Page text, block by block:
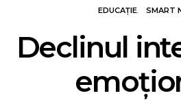
EDUCAȚIE SMART
Declinul